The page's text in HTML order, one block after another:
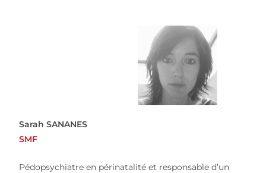
Sarah SANANES
SMF
Pédopsychiatre en périnatalité et responsable d’un